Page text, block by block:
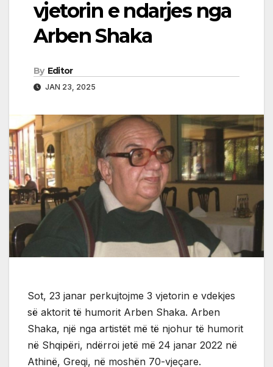
vjetorin e ndarjes nga
Arben Shaka
By Editor
JAN 23, 2025
Sot, 23 janar perkujtojme 3 vjetorin e vdekjes
së aktorit të humorit Arben Shaka. Arben
Shaka, një nga artistët më të njohur të humorit
në Shqipëri, ndërroi jetë më 24 janar 2022 në
Athinë, Greqi, në moshën 70-vjeçare.